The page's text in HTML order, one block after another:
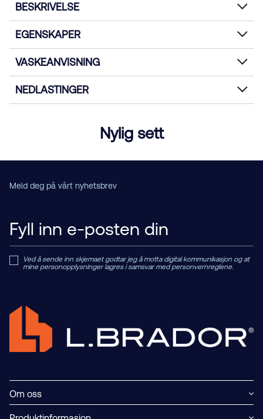
BESKRIVELSE
EGENSKAPER
VASKEANVISNING
NEDLASTINGER
Nylig sett
Meld deg på vårt nyhetsbrev
Ved å sende inn skjemaet godtar jeg å motta digital kommunikasjon og at
mine personopplysninger lagres i samsvar med personvernreglene.
Om oss